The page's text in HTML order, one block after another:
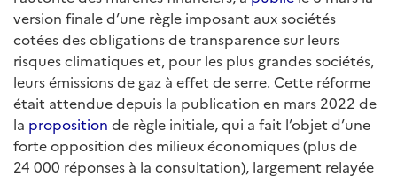
version finale d’une règle imposant aux sociétés
cotées des obligations de transparence sur leurs
risques climatiques et, pour les plus grandes sociétés,
leurs émissions de gaz à effet de serre. Cette réforme
était attendue depuis la publication en mars 2022 de
la proposition de règle initiale, qui a fait l’objet d’une
forte opposition des milieux économiques (plus de
24 000 réponses à la consultation), largement relayée